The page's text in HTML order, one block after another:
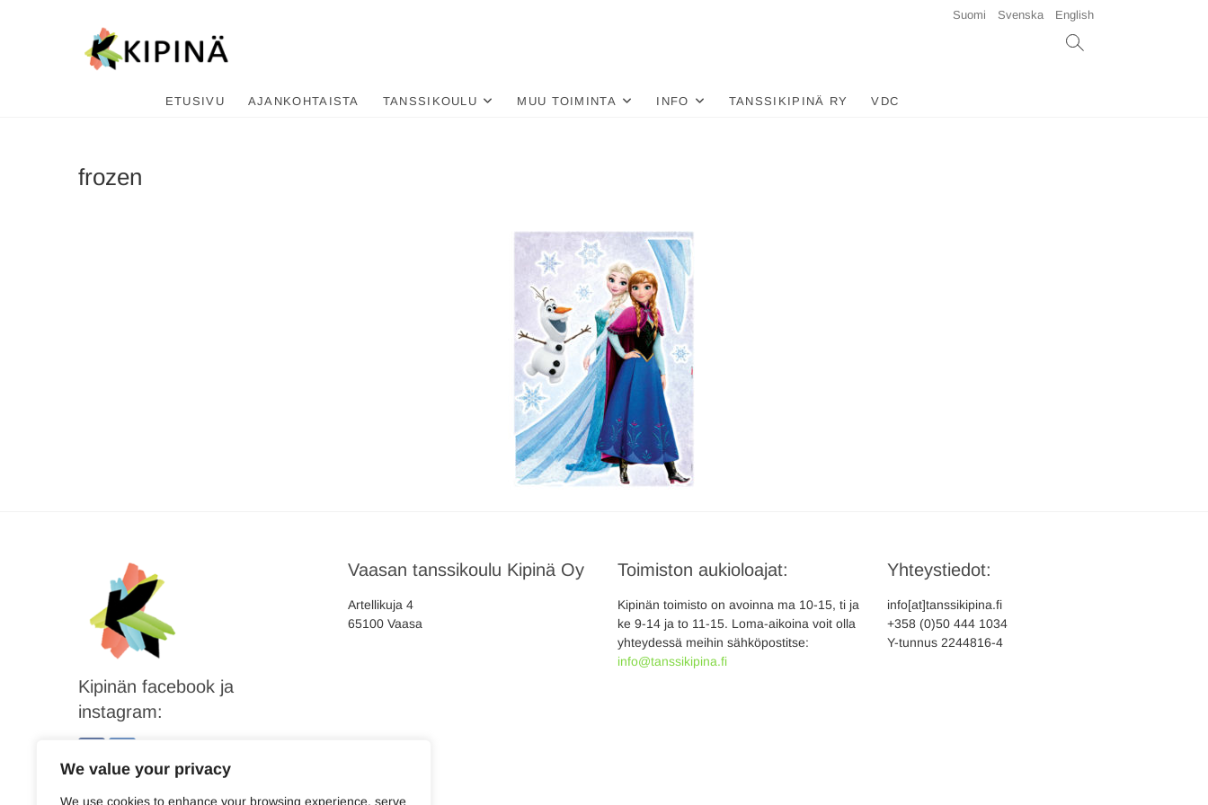
We value your privacy
We use cookies to enhance your browsing experience, serve
Suomi Svenska English
ETUSIVU AJANKOHTAISTA TANSSIKOULU MUU TOIMINTA INFO TANSSIKIPINÄ RY VDC
frozen
Kipinän facebook ja
instagram:
Vaasan tanssikoulu Kipinä Oy
Artellikuja 4
65100 Vaasa
Toimiston aukioloajat:
Kipinän toimisto on avoinna ma 10-15, ti ja
ke 9-14 ja to 11-15. Loma-aikoina voit olla
yhteydessä meihin sähköpostitse:
info@tanssikipina.fi
Yhteystiedot:
info[at]tanssikipina.fi
+358 (0)50 444 1034
Y-tunnus 2244816-4